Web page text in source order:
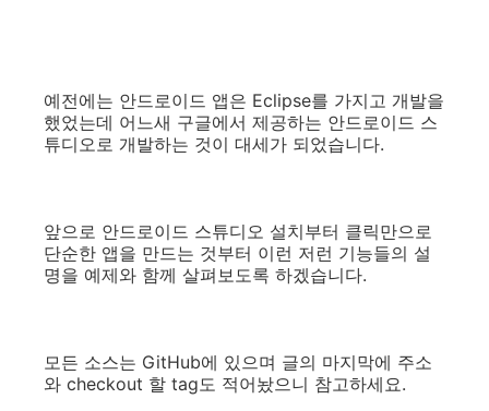
예전에는 안드로이드 앱은 Eclipse를 가지고 개발을
했었는데 어느새 구글에서 제공하는 안드로이드 스
튜디오로 개발하는 것이 대세가 되었습니다.
앞으로 안드로이드 스튜디오 설치부터 클릭만으로
단순한 앱을 만드는 것부터 이런 저런 기능들의 설
명을 예제와 함께 살펴보도록 하겠습니다.
모든 소스는 GitHub에 있으며 글의 마지막에 주소
와 checkout 할 tag도 적어놨으니 참고하세요.